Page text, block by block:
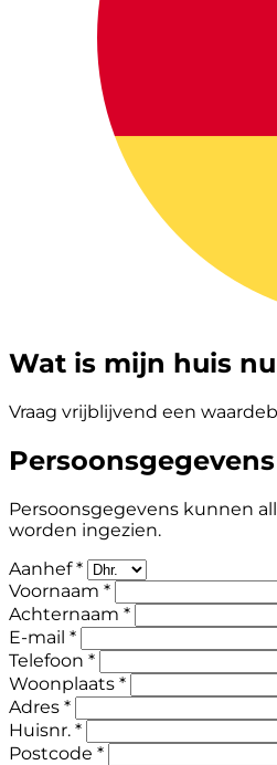
Wat is mijn huis
Vraag vrijblijvend een
Persoonsgegevens
Persoonsgegevens kunnen
worden ingezien.
Aanhef *
Voornaam *
Achternaam *
E-mail *
Telefoon *
Woonplaats *
Adres *
Huisnr. *
Postcode *